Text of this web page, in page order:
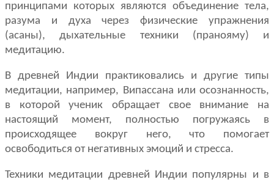
принципами которых являются объединение тела,
разума и духа через физические упражнения
(асаны), дыхательные техники (пранояму) и
медитацию.
В древней Индии практиковались и другие типы
медитации, например, Випассана или осознанность,
в которой ученик обращает свое внимание на
настоящий момент, полностью погружаясь в
происходящее вокруг него, что помогает
освободиться от негативных эмоций и стресса.
Техники медитации древней Индии популярны и в